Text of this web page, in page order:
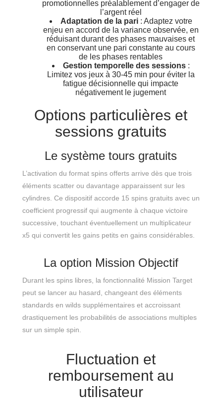
promotionnelles préalablement d’engager de
l’argent réel
Adaptation de la pari: Adaptez votre
enjeu en accord de la variance observée, en
réduisant durant des phases mauvaises et
en conservant une pari constante au cours
de les phases rentables
Gestion temporelle des sessions:
Limitez vos jeux à 30-45 min pour éviter la
fatigue décisionnelle qui impacte
négativement le jugement
Options particulières et
sessions gratuits
Le système tours gratuits
L’activation du format spins offerts arrive dès que trois
éléments scatter ou davantage apparaissent sur les
cylindres. Ce dispositif accorde 15 spins gratuits avec un
coefficient progressif qui augmente à chaque victoire
successive, touchant éventuellement un multiplicateur
x5 qui convertit les gains petits en gains considérables.
La option Mission Objectif
Durant les spins libres, la fonctionnalité Mission Target
peut se lancer au hasard, changeant des éléments
standards en wilds supplémentaires et accroissant
drastiquement les probabilités de associations multiples
sur un simple spin.
Fluctuation et
remboursement au
utilisateur